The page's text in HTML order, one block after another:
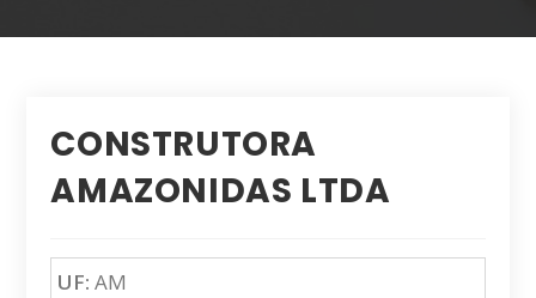
CONSTRUTORA
AMAZONIDAS LTDA
UF: AM